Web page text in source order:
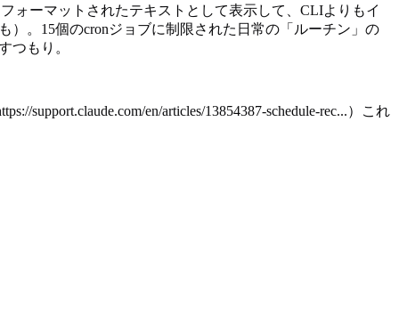
ォーマットされたテキストとして表示して、CLIよりもイ
。15個のcronジョブに制限された日常の「ルーチン」の
つもり。
en/articles/13854387-schedule-rec...）これ